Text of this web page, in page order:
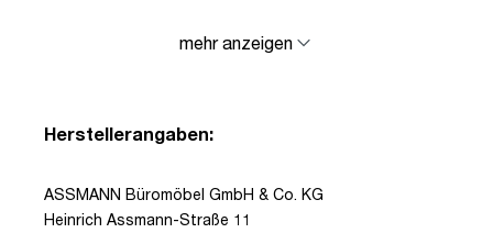
mehr anzeigen
Herstellerangaben:
ASSMANN Büromöbel GmbH & Co. KG
Heinrich Assmann-Straße 11